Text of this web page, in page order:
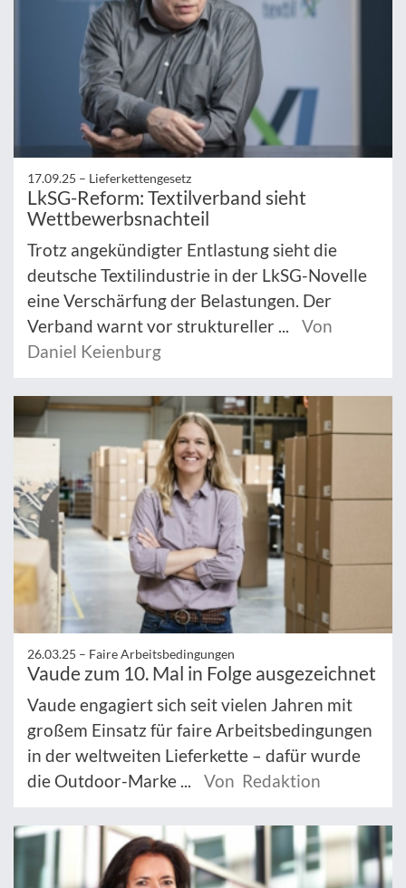
17.09.25 – Lieferkettengesetz
LkSG-Reform: Textilverband sieht
Wettbewerbsnachteil
Trotz angekündigter Entlastung sieht die
deutsche Textilindustrie in der LkSG-Novelle
eine Verschärfung der Belastungen. Der
Verband warnt vor struktureller ...
Von
Daniel Keienburg
26.03.25 – Faire Arbeitsbedingungen
Vaude zum 10. Mal in Folge ausgezeichnet
Vaude engagiert sich seit vielen Jahren mit
großem Einsatz für faire Arbeitsbedingungen
in der weltweiten Lieferkette – dafür wurde
die Outdoor-Marke ...
Von Redaktion